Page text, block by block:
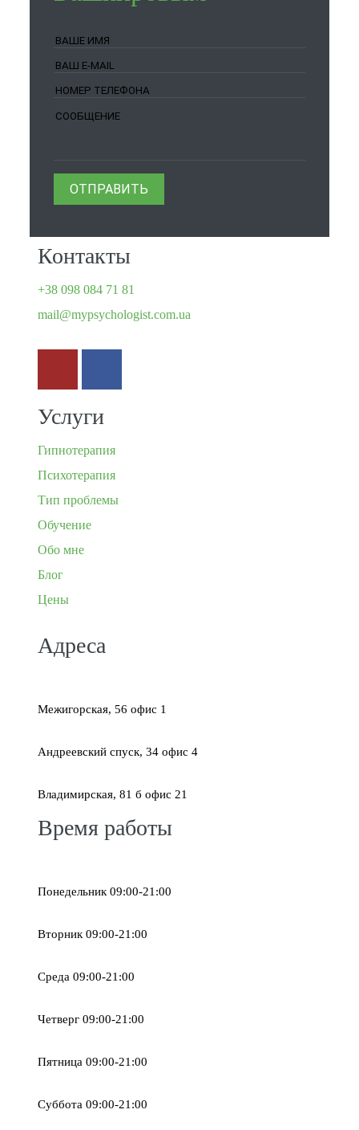
Контакты
+38 098 084 71 81
mail@mypsychologist.com.ua
Услуги
Гипнотерапия
Психотерапия
Тип проблемы
Обучение
Обо мне
Блог
Цены
Адреса
Межигорская, 56 офис 1
Андреевский спуск, 34 офис 4
Владимирская, 81 б офис 21
Время работы
Понедельник 09:00-21:00
Вторник 09:00-21:00
Среда 09:00-21:00
Четверг 09:00-21:00
Пятница 09:00-21:00
Суббота 09:00-21:00